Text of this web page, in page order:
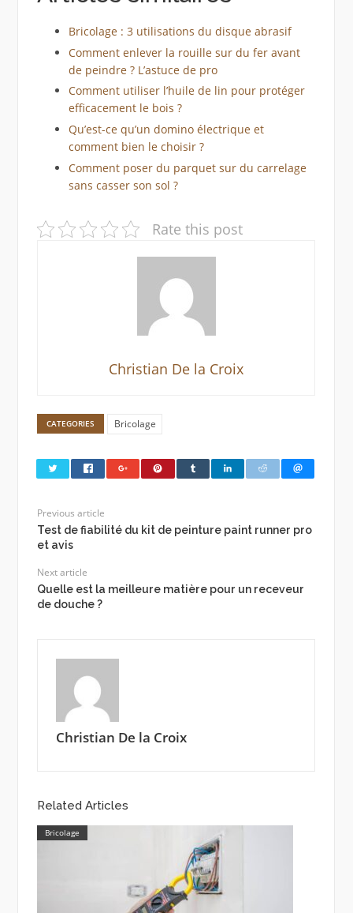
Bricolage : 3 utilisations du disque abrasif
Comment enlever la rouille sur du fer avant
de peindre ? L’astuce de pro
Comment utiliser l’huile de lin pour protéger
efficacement le bois ?
Qu’est-ce qu’un domino électrique et
comment bien le choisir ?
Comment poser du parquet sur du carrelage
sans casser son sol ?
Rate this post
Christian De la Croix
CATEGORIES Bricolage
Previous article
Test de fiabilité du kit de peinture paint runner pro
et avis
Next article
Quelle est la meilleure matière pour un receveur
de douche ?
Christian De la Croix
Related Articles
Bricolage